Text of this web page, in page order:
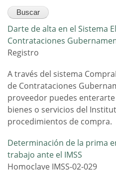
Darte de alta en el Sistema
Contrataciones
Registro
A través del sistema
de Contrataciones
proveedor puedes
bienes o servicios del
procedimientos de compra.
Determinación de la prima
trabajo ante el IMSS
Homoclave IMSS-02-029